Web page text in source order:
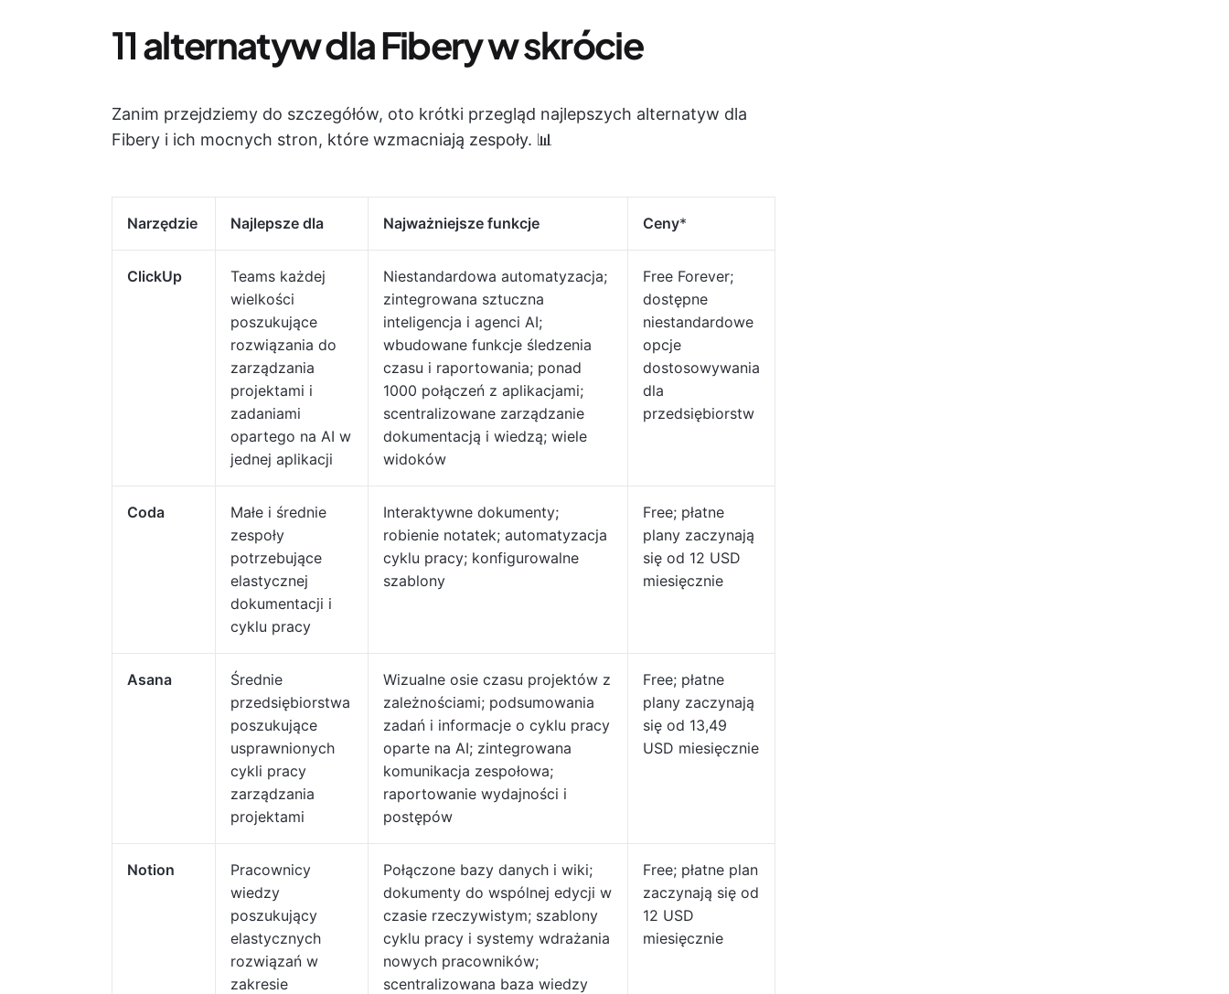
11alternatyw dla Fibery w skrócie
Zanim przejdziemy do szczegółów, oto krótki przegląd najlepszych alternatyw dla
Fibery i ich mocnych stron, które wzmacniają zespoły. 📊
Narzędzie Najlepsze dla Najważniejsze funkcje Ceny*
ClickUp
Teams każdej
wielkości
poszukujące
rozwiązania do
zarządzania
projektami i
zadaniami
opartego na AI w
jednej aplikacji
Niestandardowa automatyzacja;
zintegrowana sztuczna
inteligencja i agenci AI;
wbudowane funkcje śledzenia
czasu i raportowania; ponad
1000 połączeń z aplikacjami;
scentralizowane zarządzanie
dokumentacją i wiedzą; wiele
widoków
Free Forever;
dostępne
niestandardowe
opcje
dostosowywania
dla
przedsiębiorstw
Coda
Małe i średnie
zespoły
potrzebujące
elastycznej
dokumentacji i
cyklu pracy
Interaktywne dokumenty;
robienie notatek; automatyzacja
cyklu pracy; konfigurowalne
szablony
Free; płatne
plany zaczynają
się od 12 USD
miesięcznie
Asana
Średnie
przedsiębiorstwa
poszukujące
usprawnionych
cykli pracy
zarządzania
projektami
Wizualne osie czasu projektów z
zależnościami; podsumowania
zadań i informacje o cyklu pracy
oparte na AI; zintegrowana
komunikacja zespołowa;
raportowanie wydajności i
postępów
Free; płatne
plany zaczynają
się od 13,49
USD miesięcznie
Notion
Pracownicy
wiedzy
poszukujący
elastycznych
rozwiązań w
zakresie
Połączone bazy danych i wiki;
dokumenty do wspólnej edycji w
czasie rzeczywistym; szablony
cyklu pracy i systemy wdrażania
nowych pracowników;
scentralizowana baza wiedzy
Free; płatne plan
zaczynają się od
12 USD
miesięcznie